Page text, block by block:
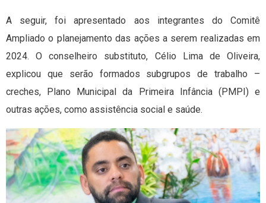
A seguir, foi apresentado aos integrantes do Comitê
Ampliado o planejamento das ações a serem realizadas em
2024. O conselheiro substituto, Célio Lima de Oliveira,
explicou que serão formados subgrupos de trabalho –
creches, Plano Municipal da Primeira Infância (PMPI) e
outras ações, como assistência social e saúde.